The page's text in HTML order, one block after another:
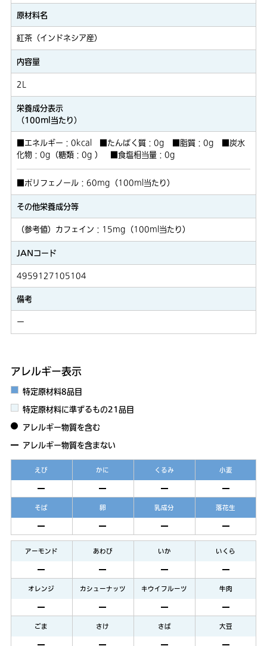
原材料名
紅茶（インドネシア産）
内容量
2L
栄養成分表示
（100ml当たり）
■エネルギー：0kcal ■たんぱく質：0g ■脂質：0g ■炭水
化物：0g（糖類：0g ） ■食塩相当量：0g
■ポリフェノール：60mg（100ml当たり）
その他栄養成分等
（参考値）カフェイン：15mg（100ml当たり）
JANコード
4959127105104
備考
ー
アレルギー表示
特定原材料8品目
特定原材料に準ずるもの21品目
アレルギー物質を含む
アレルギー物質を含まない
えび かに くるみ 小麦
そば 卵 乳成分 落花生
アーモンド あわび いか いくら
オレンジ カシューナッツ キウイフルーツ 牛肉
ごま さけ さば 大豆